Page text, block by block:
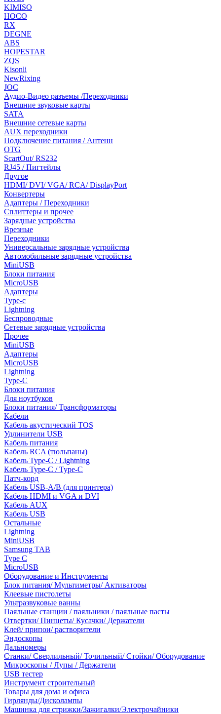
KIMISO
HOCO
RX
DEGNE
ABS
HOPESTAR
ZQS
Kisonli
NewRixing
JOC
Аудио-Видео разъемы /Переходники
Внешние звуковые карты
SATA
Внешние сетевые карты
AUX переходники
Подключение питания / Антенн
OTG
ScartOut/ RS232
RJ45 / Пигтейлы
Другое
HDMI/ DVI/ VGA/ RCA/ DisplayPort
Конвертеры
Адаптеры / Переходники
Сплиттеры и прочее
Зарядные устройства
Врезные
Переходники
Универсальные зарядные устройства
Автомобильные зарядные устройства
MiniUSB
Блоки питания
MicroUSB
Адаптеры
Type-c
Lightning
Беспроводные
Сетевые зарядные устройства
Прочее
MiniUSB
Адаптеры
MicroUSB
Lightning
Type-C
Блоки питания
Для ноутбуков
Блоки питания/ Трансформаторы
Кабели
Кабель акустический TOS
Удлинители USB
Кабель питания
Кабель RCA (тюльпаны)
Кабель Type-C / Lightning
Кабель Type-C / Type-C
Патч-корд
Кабель USB-A/B (для принтера)
Кабель HDMI и VGA и DVI
Кабель AUX
Кабель USB
Остальные
Lightning
MiniUSB
Samsung TAB
Type C
MicroUSB
Оборудование и Инструменты
Блок питания/ Мультиметры/ Активаторы
Клеевые пистолеты
Ультразвуковые ванны
Паяльные станции / паяльники / паяльные пасты
Отвертки/ Пинцеты/ Кусачки/ Держатели
Клей/ припои/ растворители
Эндоскопы
Дальномеры
Станки/ Сверлильный/ Точильный/ Стойки/ Оборудование
Микроскопы / Лупы / Держатели
USB тестер
Инструмент строительный
Товары для дома и офиса
Гирлянды/Дисколампы
Машинка для стрижки/Зажигалки/Электрочайники